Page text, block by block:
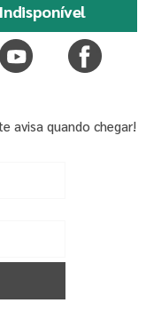
Indisponível
avisa quando chegar!